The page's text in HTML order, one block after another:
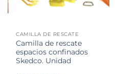
CAMILLA DE RESCATE
Camilla de rescate
espacios confinados
Skedco. Unidad